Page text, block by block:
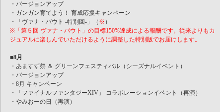
・バージョンアップ
・ガンガン育てよう！ 育成応援キャンペーン
・「ヴァナ・バウト -特別回-」（ ※ ）
※「第５回 ヴァナ・バウト」の目標150%達成による報酬です。従来よりもカ
ジュアルに楽しんでいただけるように調整した特別版でお届けします。
■8月
・あますず祭 ＆ グリーンフェスティバル（シーズナルイベント）
・バージョンアップ
・8月 キャンペーン
・「ファイナルファンタジーXIV」 コラボレーションイベント（再演）
・やみおーの日（再演）